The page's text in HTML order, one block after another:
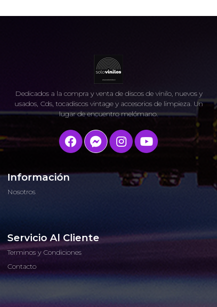
Dedicados a la compra y venta de discos de vinilo, nuevos y
usados, Cds, tocadiscos vintage y accesorios de limpieza. Un
lugar de encuentro melómano.
Información
Nosotros
Servicio Al Cliente
Terminos y Condiciones
Contacto